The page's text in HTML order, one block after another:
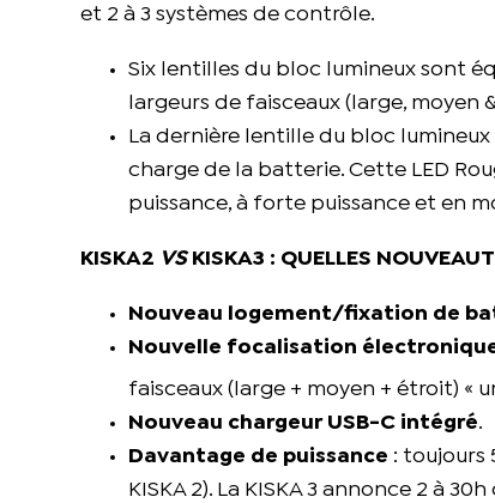
et 2 à 3 systèmes de contrôle.
Six lentilles du bloc lumineux sont
largeurs de faisceaux (large, moyen
La dernière lentille du bloc
charge de la batterie. Cette LED
puissance, à forte puissance et en
KISKA2 VS KISKA3 : QUELLES
Nouveau logement/fixation de
Nouvelle focalisation
faisceaux (large + moyen + étroit) «
Nouveau chargeur USB-C intégré.
Davantage de puissance : toujours
KISKA 2). La KISKA 3 annonce 2 à